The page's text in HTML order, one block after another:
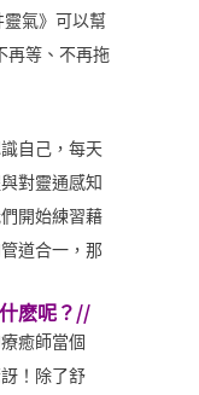
氣》可以幫
再等、不再拖
自己，每天
對靈通感知
開始練習藉
道合一，那
麽呢？//
癒師當個
！除了舒